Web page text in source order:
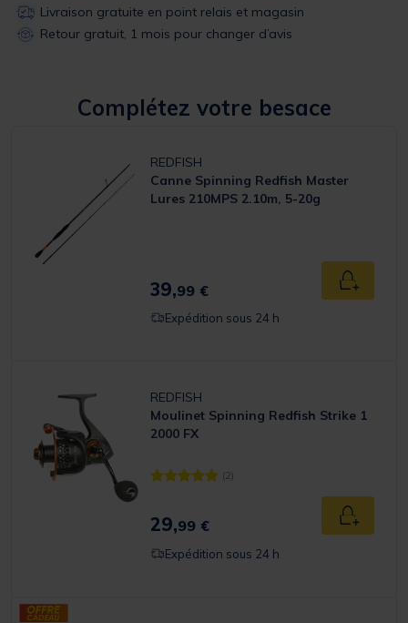
Livraison gratuite en point relais et magasin
Retour gratuit, 1 mois pour changer d’avis
Complétez votre besace
REDFISH
Canne Spinning Redfish Master
Lures 210MPS 2.10m, 5-20g
39,99 € Ajouter
Expédition sous 24 h
REDFISH
Moulinet Spinning Redfish Strike 1
2000 FX
[object Object] out of 5 Customer Rating
(2)
29,99 € Ajouter
Expédition sous 24 h